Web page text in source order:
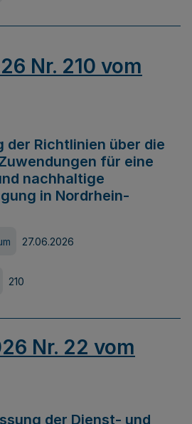
Nr. 210 vom
der Richtlinien über die
für eine
nachhaltige
in Nordrhein-
27.06.2026
210
Nr. 22 vom
der Dienst- und